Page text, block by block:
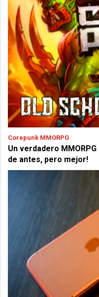
Corepunk MMORPG
Un verdadero
de antes, pero mejor!